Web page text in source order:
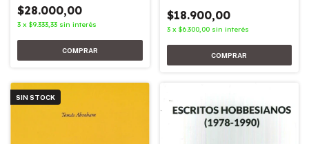
$28.000,00
3 x $9.333,33 sin interés
$18.900,00
3 x $6.300,00 sin interés
SIN STOCK